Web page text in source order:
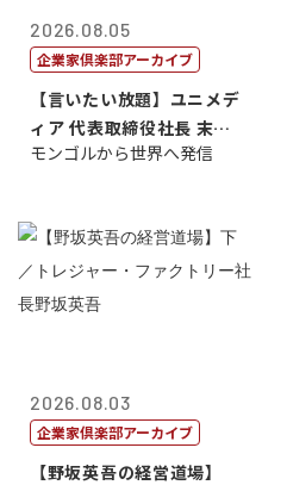
2026.08.05
企業家倶楽部アーカイブ
【言いたい放題】ユニメデ
ィア 代表取締役社長 末田
真
モンゴルから世界へ発信
2026.08.03
企業家倶楽部アーカイブ
【野坂英吾の経営道場】